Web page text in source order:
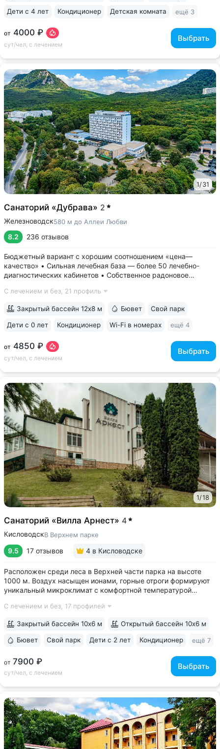
от 4000 ₽
сут/чел, с лечением
Выбрать
Дети с 4 лет Кондиционер Детская комната ещё 3
1/31
Санаторий «Дубрава» 2
Железноводск580 м до Аллеи Любви
8.2 236 отзывов
Бюджетный вариант с хорошим соотношением «цена—
качество» • Сильная лечебная база — более 50 лечебно-
диагностических кабинетов • Собственное радоновое
с минеральной водой «Славяновская» и «Смирновская» •
С лечением и без, 21 профиль
от 4850 ₽
сут/чел, с лечением
Выбрать
Закрытый бассейн 12х8 м Бювет Свой парк
Дети с 0 лет Кондиционер Wi-Fi в номерах ещё 4
1/18
Санаторий «Вилла Арнест» 4
КисловодскВ Верхнем парке
9.5 17 отзывов 4 в Кисловодске
Расположен среди леса в Верхней части парка на высоте
1000 м. Воздух насыщен ионами, горные отроги формируют
уникальный микроклимат с комфортной температурой
№ 2Б Кисловодского парка • Один из лучших вариантов для
С лечением и без, 17 профилей
от 7900 ₽
сут/чел, с лечением
Выбрать
Закрытый бассейн 10х6 м Открытый бассейн 10х6 м
Бювет Свой парк Дети с 2 лет Кондиционер ещё 7